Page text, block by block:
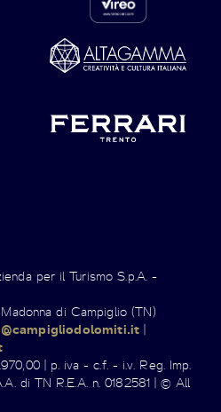
per il Turismo S.p.A. -
di Campiglio (TN)
|
| p. iva - c.f. - i.v. Reg. Imp.
di TN R.E.A. n. 0182581 | © All